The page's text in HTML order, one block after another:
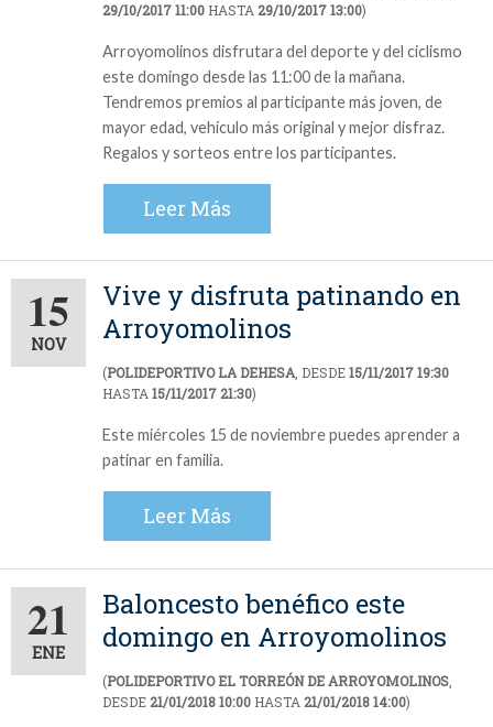
29/10/2017 11:00 HASTA29/10/2017 13:00)
Arroyomolinos disfrutara del deporte y del ciclismo
este domingo desde las 11:00 de la mañana.
Tendremos premios al participante más joven, de
mayor edad, vehículo más original y mejor disfraz.
Regalos y sorteos entre los participantes.
Leer Más
15
NOV
Vive y disfruta patinando en
Arroyomolinos
(POLIDEPORTIVO LA DEHESA, DESDE15/11/2017 19:30
HASTA15/11/2017 21:30)
Este miércoles 15 de noviembre puedes aprender a
patinar en familia.
Leer Más
21
ENE
Baloncesto benéfico este
domingo en Arroyomolinos
(POLIDEPORTIVO EL TORREÓN DE ARROYOMOLINOS
DESDE 21/01/2018 10:00 HASTA 21/01/2018 14:00)